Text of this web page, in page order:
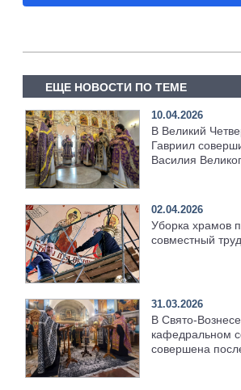
ЕЩЕ НОВОСТИ ПО ТЕМЕ
10.04.2026
В Великий
Гавриил
Василия
02.04.2026
Уборка храмов
совместный
31.03.2026
В Свято-
кафедральном
совершена